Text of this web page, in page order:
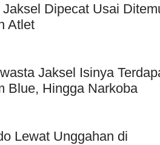
Dipecat Usai
Atlet
Jaksel Isinya
Blue, Hingga Narkoba
Lewat Unggahan di